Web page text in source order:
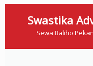
Swastika
Sewa Baliho